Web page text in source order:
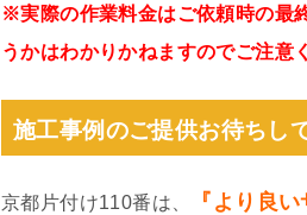
※実際の作業料金はご依頼時の最
うかはわかりかねますのでご注意
施工事例のご提供お待ちし
京都片付け110番は、 『より良